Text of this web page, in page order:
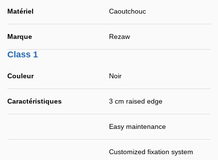
Matériel Caoutchouc
Marque Rezaw
Class 1
Couleur Noir
Caractéristiques 3 cm raised edge
Easy maintenance
Customized fixation system